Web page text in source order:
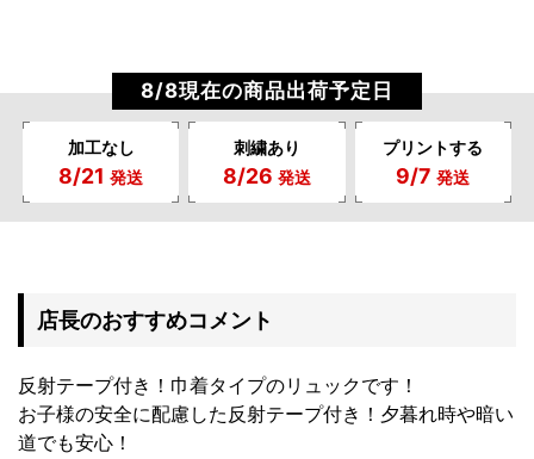
8/8現在の商品出荷予定日
加工なし
8/21 発送
刺繍あり
8/26 発送
プリントする
9/7 発送
店長のおすすめコメント
反射テープ付き！巾着タイプのリュックです！
お子様の安全に配慮した反射テープ付き！夕暮れ時や暗い
道でも安心！